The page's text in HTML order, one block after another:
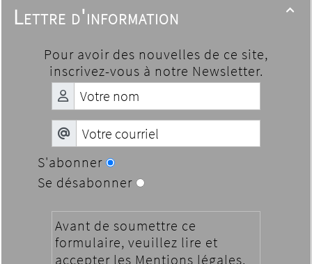

Lettre d'information
Pour avoir des nouvelles de ce site,
inscrivez-vous à notre Newsletter.
S'abonner
Se désabonner
Avant de soumettre ce
formulaire, veuillez lire et
accepter les Mentions légales.